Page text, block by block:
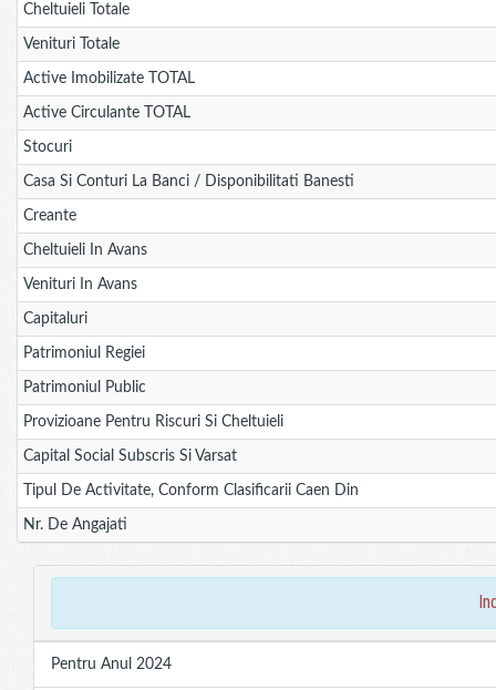
Cheltuieli Totale
Venituri Totale
Active Imobilizate TOTAL
Active Circulante TOTAL
Stocuri
Casa Si Conturi La Banci / Disponibilitati Banesti
Creante
Cheltuieli In Avans
Venituri In Avans
Capitaluri
Patrimoniul Regiei
Patrimoniul Public
Provizioane Pentru Riscuri Si Cheltuieli
Capital Social Subscris Si Varsat
Tipul De Activitate, Conform Clasificarii Caen Din
Nr. De Angajati
Pentru Anul 2024